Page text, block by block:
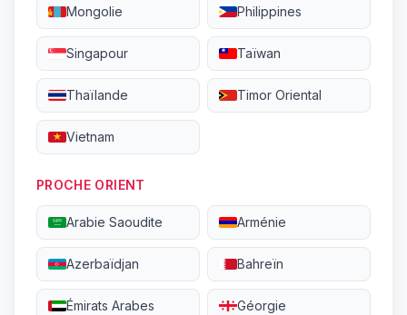
Mongolie Philippines
Singapour Taïwan
Thaïlande Timor Oriental
Vietnam
PROCHE ORIENT
Arabie Saoudite Arménie
Azerbaïdjan Bahreïn
Émirats Arabes Géorgie